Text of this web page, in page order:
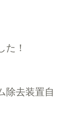
た！
除去装置自